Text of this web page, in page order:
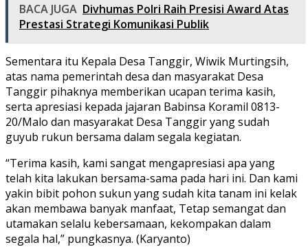
BACA JUGA Divhumas Polri Raih Presisi Award Atas
Prestasi Strategi Komunikasi Publik
Sementara itu Kepala Desa Tanggir, Wiwik Murtingsih,
atas nama pemerintah desa dan masyarakat Desa
Tanggir pihaknya memberikan ucapan terima kasih,
serta apresiasi kepada jajaran Babinsa Koramil 0813-
20/Malo dan masyarakat Desa Tanggir yang sudah
guyub rukun bersama dalam segala kegiatan.
“Terima kasih, kami sangat mengapresiasi apa yang
telah kita lakukan bersama-sama pada hari ini. Dan kami
yakin bibit pohon sukun yang sudah kita tanam ini kelak
akan membawa banyak manfaat, Tetap semangat dan
utamakan selalu kebersamaan, kekompakan dalam
segala hal,” pungkasnya. (Karyanto)